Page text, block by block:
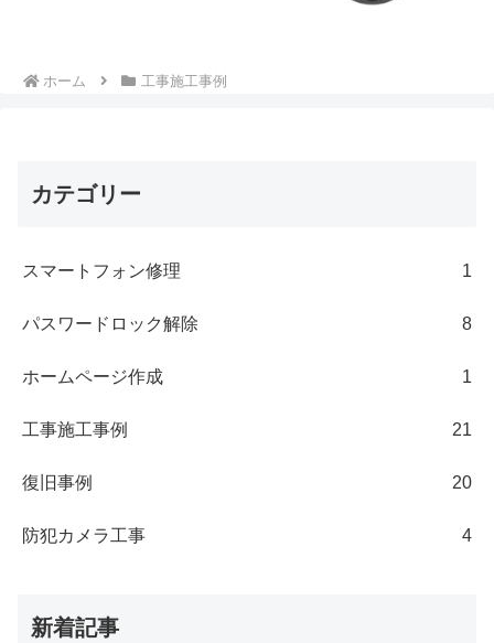
ホーム 工事施工事例
カテゴリー
スマートフォン修理 1
パスワードロック解除 8
ホームページ作成 1
工事施工事例 21
復旧事例 20
防犯カメラ工事 4
新着記事